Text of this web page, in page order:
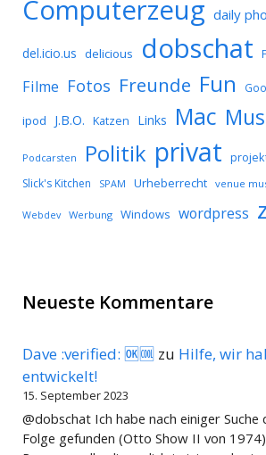
Computerzeug daily
del.icio.us delicious dobschat
Filme Fotos Freunde Fun
ipod J.B.O. Katzen Links Mac
Podcarsten Politik privat
Slick's Kitchen SPAM Urheberrecht venue
Webdev Werbung Windows wordpress
Neueste Kommentare
Dave :verified: 🆗🆒 zu Hilfe, wir
entwickelt!
15. September 2023
@dobschat Ich habe nach einiger Suche
Folge gefunden (Otto Show II von